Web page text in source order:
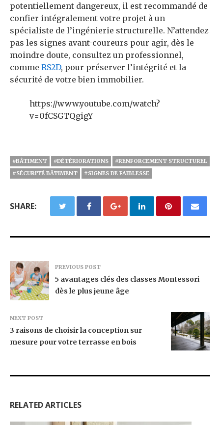
potentiellement dangereux, il est recommandé de
confier intégralement votre projet à un
spécialiste de l’ingénierie structurelle. N’attendez
pas les signes avant-coureurs pour agir, dès le
moindre doute, consultez un professionnel,
comme RS2D, pour préserver l’intégrité et la
sécurité de votre bien immobilier.
https://www.youtube.com/watch?
v=0fCSGTQgigY
#BÂTIMENT #DÉTÉRIORATIONS
#RENFORCEMENT STRUCTUREL
#SÉCURITÉ BÂTIMENT
#SIGNES DE FAIBLESSE
SHARE:
PREVIOUS POST
5 avantages clés des classes Montessori
dès le plus jeune âge
NEXT POST
3 raisons de choisir la conception sur
mesure pour votre terrasse en bois
RELATED ARTICLES